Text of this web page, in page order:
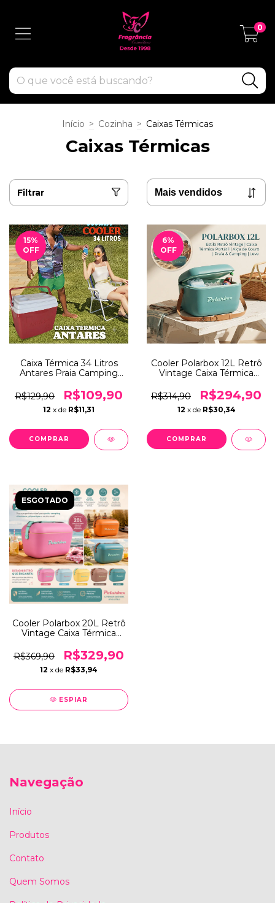
0
Início > Cozinha > Caixas Térmicas
Caixas Térmicas
Filtrar
15%
OFF
Caixa Térmica 34 Litros
Antares Praia Camping
Bebidas Geladas
R$129,90 R$109,90
12 x de R$11,31
6%
OFF
Cooler Polarbox 12L Retrô
Vintage Caixa Térmica
Praia Camping Leve e
Portátil
R$314,90 R$294,90
12 x de R$30,34
COMPRAR
ESGOTADO
Cooler Polarbox 20L Retrô
Vintage Caixa Térmica
Praia Camping Leve e
Portátil
R$369,90 R$329,90
12 x de R$33,94
ESPIAR
Navegação
Início
Produtos
Contato
Quem Somos